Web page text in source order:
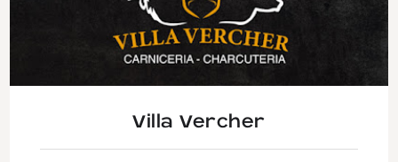
Villa Vercher